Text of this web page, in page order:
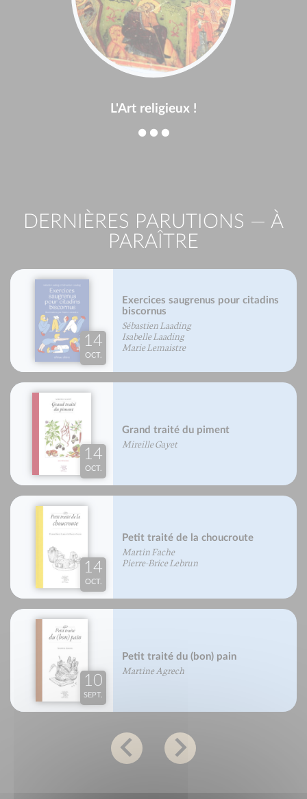
L'Art religieux !
DERNIÈRES PARUTIONS — À
PARAÎTRE
14
OCT.
Exercices saugrenus pour citadins
biscornus
Sébastien Laading
Isabelle Laading
Marie Lemaistre
14
OCT.
Grand traité du piment
Mireille Gayet
14
OCT.
Petit traité de la choucroute
Martin Fache
Pierre-Brice Lebrun
10
SEPT.
Petit traité du (bon) pain
Martine Agrech